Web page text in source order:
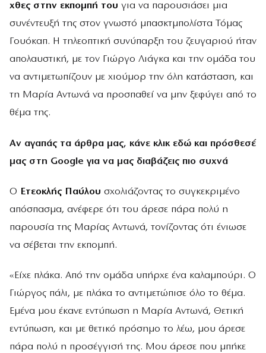
χθες στην εκπομπή του για να παρουσιάσει μια
συνέντευξή της στον γνωστό μπασκτμπολίστα Τόμας
Γουόκαπ. Η τηλεοπτική συνύπαρξη του ζευγαριού ήταν
απολαυστική, με τον Γιώργο Λιάγκα και την ομάδα του
να αντιμετωπίζουν με χιούμορ την όλη κατάσταση, και
τη Μαρία Αντωνά να προσπαθεί να μην ξεφύγει από το
θέμα της.
Αν αγαπάς τα άρθρα μας, κάνε κλικ εδώ και πρόσθεσέ
μας στη Google για να μας διαβάζεις πιο συχνά
Ο Ετεοκλής Παύλου σχολιάζοντας το συγκεκριμένο
απόσπασμα, ανέφερε ότι του άρεσε πάρα πολύ η
παρουσία της Μαρίας Αντωνά, τονίζοντας ότι ένιωσε
να σέβεται την εκπομπή.
«Είχε πλάκα. Από την ομάδα υπήρχε ένα καλαμπούρι. Ο
Γιώργος πάλι, με πλάκα το αντιμετώπισε όλο το θέμα.
Εμένα μου έκανε εντύπωση η Μαρία Αντωνά, Θετική
εντύπωση, και με θετικό πρόσημο το λέω, μου άρεσε
πάρα πολύ η προσέγγισή της. Μου άρεσε που μπήκε